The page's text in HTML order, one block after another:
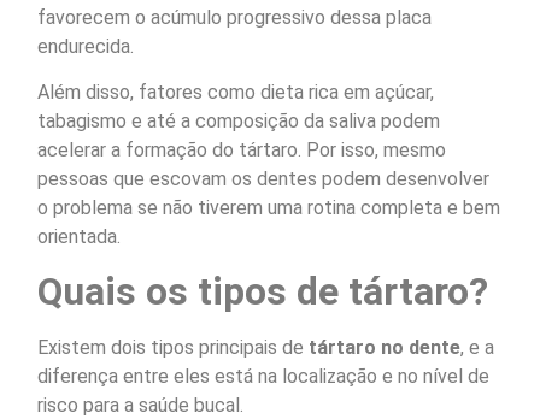
favorecem o acúmulo progressivo dessa placa
endurecida.
Além disso, fatores como dieta rica em açúcar,
tabagismo e até a composição da saliva podem
acelerar a formação do tártaro. Por isso, mesmo
pessoas que escovam os dentes podem desenvolver
o problema se não tiverem uma rotina completa e bem
orientada.
Quais os tipos de tártaro?
Existem dois tipos principais de tártaro no dente, e a
diferença entre eles está na localização e no nível de
risco para a saúde bucal.